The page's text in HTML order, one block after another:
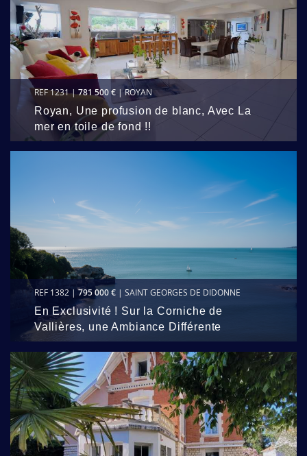
REF 1231 |781 500 € | ROYAN
Royan, Une profusion de blanc, Avec La
mer en toile de fond !!
REF 1382 |795 000 € | SAINT GEORGES DE DIDONNE
En Exclusivité ! Sur la Corniche de
Vallières, une Ambiance Différente